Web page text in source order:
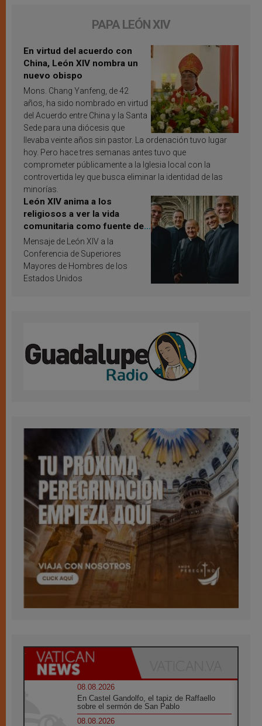
PAPA LEÓN XIV
En virtud del acuerdo con
China, León XIV nombra un
nuevo obispo
Mons. Chang Yanfeng, de 42
años, ha sido nombrado en virtud
del Acuerdo entre China y la Santa
Sede para una diócesis que
llevaba veinte años sin pastor. La ordenación tuvo lugar
hoy. Pero hace tres semanas antes tuvo que
comprometer públicamente a la Iglesia local con la
controvertida ley que busca eliminar la identidad de las
minorías.
León XIV anima a los
religiosos a ver la vida
comunitaria como fuente de
inspiración y santificación
Mensaje de León XIV a la
Conferencia de Superiores
Mayores de Hombres de los
Estados Unidos
08.08.2026
En Castel Gandolfo, el tapiz de Raffaello
sobre el sermón de San Pablo
08.08.2026